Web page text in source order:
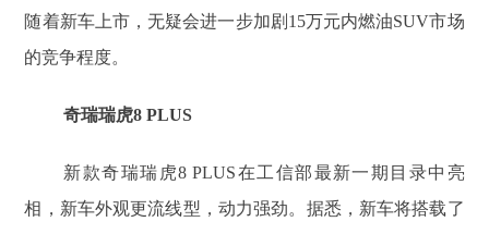
随着新车上市，无疑会进一步加剧15万元内燃油SUV市场
的竞争程度。
奇瑞瑞虎8 PLUS
新款奇瑞瑞虎8 PLUS在工信部最新一期目录中亮
相，新车外观更流线型，动力强劲。据悉，新车将搭载了